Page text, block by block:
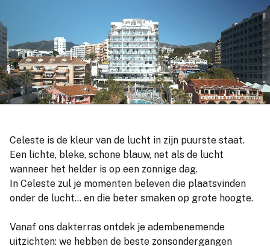
Celeste is de kleur van de lucht in zijn puurste staat.
Een lichte, bleke, schone blauw, net als de lucht
wanneer het helder is op een zonnige dag.
In Celeste zul je momenten beleven die plaatsvinden
onder de lucht… en die beter smaken op grote hoogte.
Vanaf ons dakterras ontdek je adembenemende
uitzichten: we hebben de beste zonsondergangen